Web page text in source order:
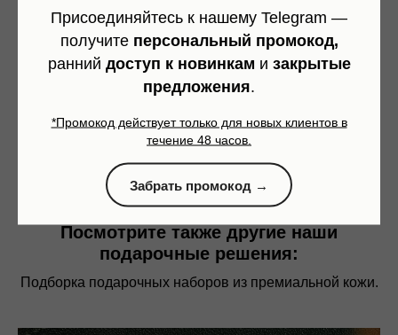
Присоединяйтесь к нашему Telegram —
получите персональный промокод,
ранний доступ к новинкам и закрытые
предложения.
*Промокод действует только для новых клиентов в
течение 48 часов.
Забрать промокод →
Посмотрите также другие наши
подарочные решения:
Подборка подарочных наборов из премиальной кожи.